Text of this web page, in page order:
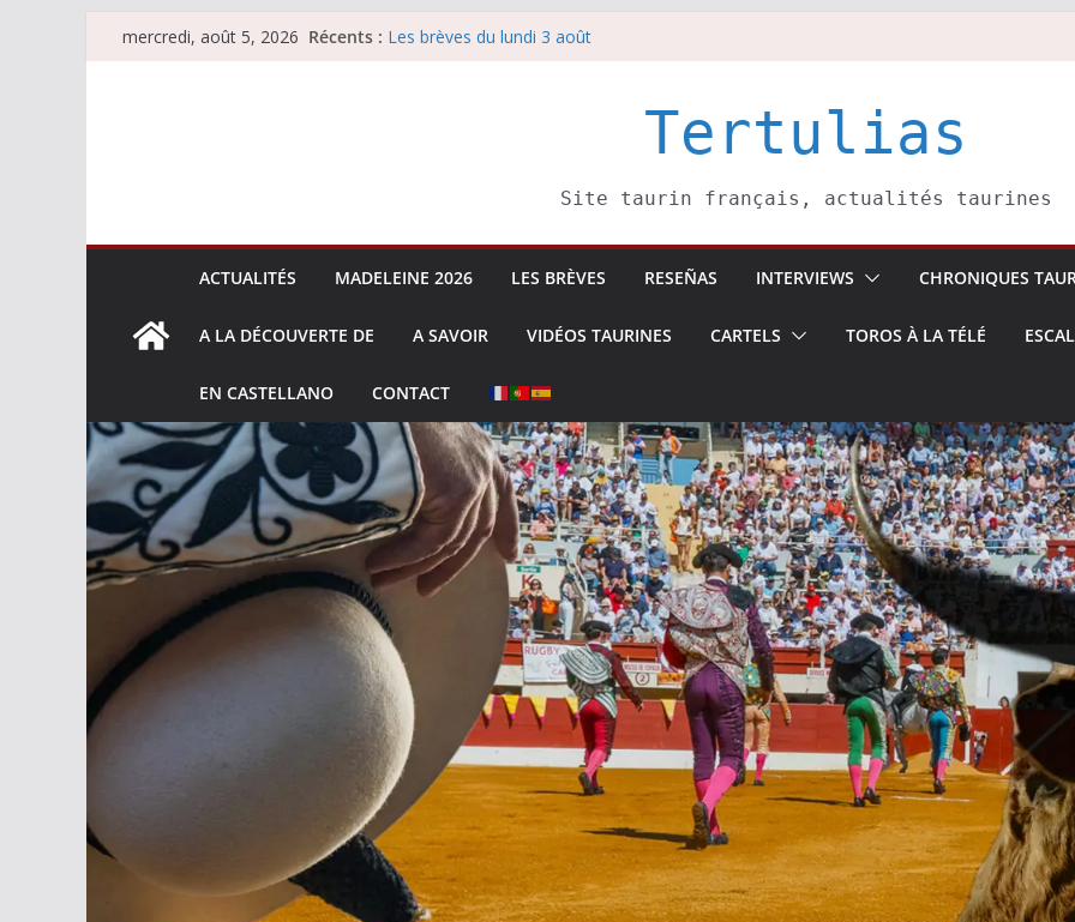
Passermercredi, août 5, 2026 Récents : Les brèves du lundi 3 août
Tertulias
Site taurin français, actualités taurines
ACTUALITÉS MADELEINE 2026 LES BRÈVES RESEÑAS INTERVIEWS CHRONIQUES
A LA DÉCOUVERTE DE A SAVOIR VIDÉOS TAURINES CARTELS TOROS À LA TÉLÉ
EN CASTELLANO CONTACT